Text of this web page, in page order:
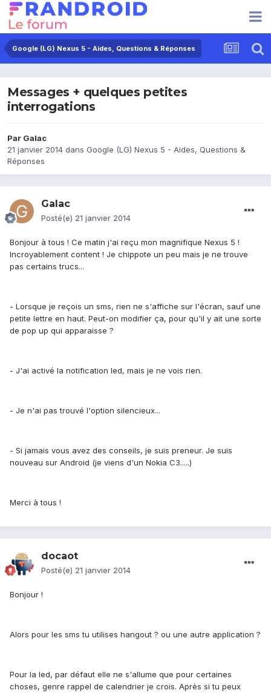
Google (LG) Nexus 5 - Aides, Questions & Réponses
Messages + quelques petites
interrogations
Par Galac
21 janvier 2014 dans Google (LG) Nexus 5 - Aides, Questions &
Réponses
Galac
Posté(e) 21 janvier 2014
Bonjour à tous ! Ce matin j'ai reçu mon magnifique Nexus 5 !
Incroyablement content ! Je chippote un peu mais je ne trouve
pas certains trucs...
- Lorsque je reçois un sms, rien ne s'affiche sur l'écran, sauf une
petite lettre en haut. Peut-on modifier ça, pour qu'il y ait une sorte
de pop up qui apparaisse ?
- J'ai activé la notification led, mais je ne vois rien.
- Je n'ai pas trouvé l'option silencieux...
- Si jamais vous avez des conseils, je suis preneur. Je suis
nouveau sur Android (je viens d'un Nokia C3.....)
Merci à tous !
docaot
Posté(e) 21 janvier 2014
Bonjour !
Alors pour les sms tu utilises hangout ? ou une autre application ?
Pour la led, par défaut elle ne s'allume que pour certaines
choses, genre rappel de calendrier je crois. Après si tu peux